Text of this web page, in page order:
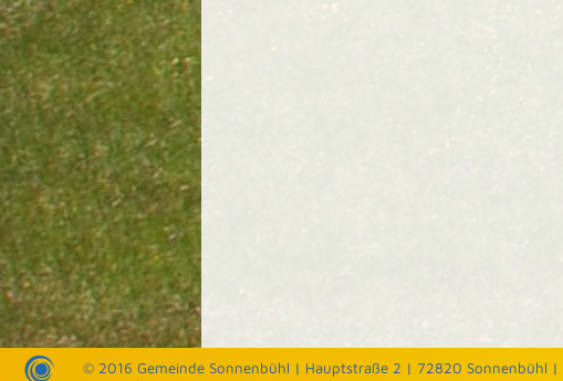
© 2016 Gemeinde Sonnenbühl | Hauptstraße 2 | 72820 Sonnenbühl |